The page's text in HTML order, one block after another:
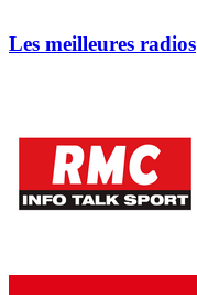
Les meilleures radios